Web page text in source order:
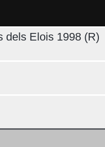
Dijous 06
dels Elois 1998 (R)